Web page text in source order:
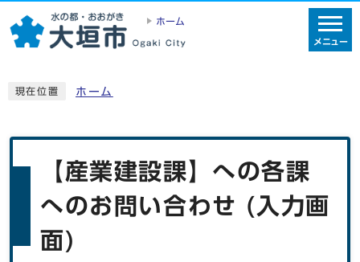
ホーム
メニュー
現在位置 ホーム
【産業建設課】への各課
へのお問い合わせ (入力画
面)